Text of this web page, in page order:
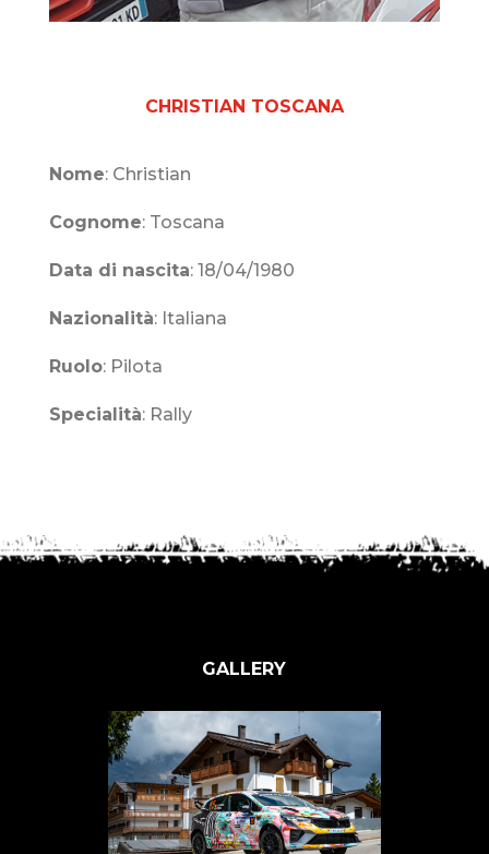
CHRISTIAN TOSCANA
Nome: Christian
Cognome: Toscana
Data di nascita: 18/04/1980
Nazionalità: Italiana
Ruolo: Pilota
Specialità: Rally
GALLERY